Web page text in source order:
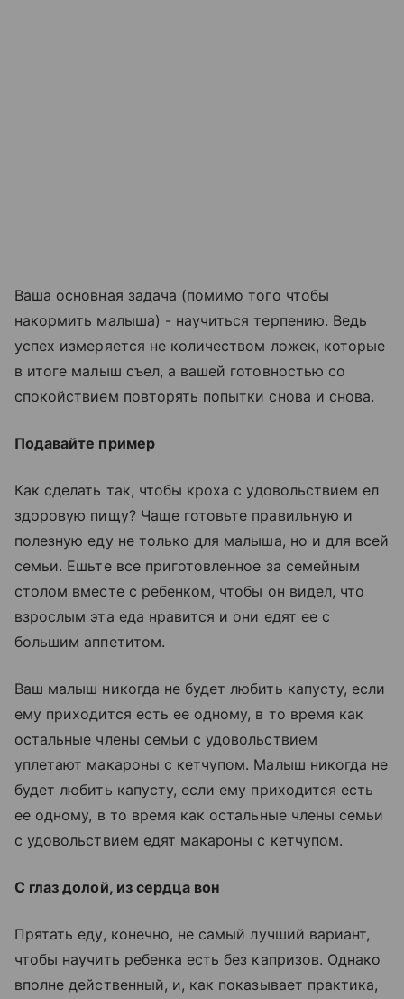
Ваша основная задача (помимо того чтобы
накормить малыша) - научиться терпению. Ведь
успех измеряется не количеством ложек, которые
в итоге малыш съел, а вашей готовностью со
спокойствием повторять попытки снова и снова.
Подавайте пример
Как сделать так, чтобы кроха с удовольствием ел
здоровую пищу? Чаще готовьте правильную и
полезную еду не только для малыша, но и для всей
семьи. Ешьте все приготовленное за семейным
столом вместе с ребенком, чтобы он видел, что
взрослым эта еда нравится и они едят ее с
большим аппетитом.
Ваш малыш никогда не будет любить капусту, если
ему приходится есть ее одному, в то время как
остальные члены семьи с удовольствием
уплетают макароны с кетчупом. Малыш никогда не
будет любить капусту, если ему приходится есть
ее одному, в то время как остальные члены семьи
с удовольствием едят макароны с кетчупом.
С глаз долой, из сердца вон
Прятать еду, конечно, не самый лучший вариант,
чтобы научить ребенка есть без капризов. Однако
вполне действенный, и, как показывает практика,